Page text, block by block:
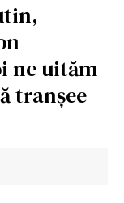
ne uităm
tranșee